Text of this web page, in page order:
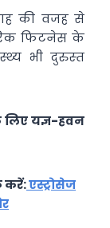
की वजह से
फिटनेस के
भी दुरुस्‍त
यज्ञ-हवन
करें:एस्ट्रोसेज